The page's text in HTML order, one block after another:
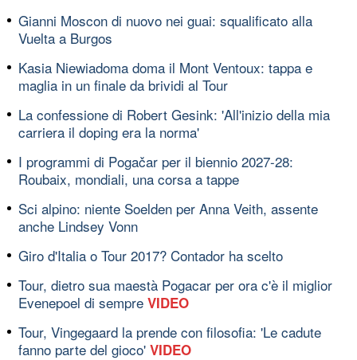
Gianni Moscon di nuovo nei guai: squalificato alla
Vuelta a Burgos
Kasia Niewiadoma doma il Mont Ventoux: tappa e
maglia in un finale da brividi al Tour
La confessione di Robert Gesink: 'All'inizio della mia
carriera il doping era la norma'
I programmi di Pogačar per il biennio 2027-28:
Roubaix, mondiali, una corsa a tappe
Sci alpino: niente Soelden per Anna Veith, assente
anche Lindsey Vonn
Giro d'Italia o Tour 2017? Contador ha scelto
Tour, dietro sua maestà Pogacar per ora c'è il miglior
Evenepoel di sempre VIDEO
Tour, Vingegaard la prende con filosofia: 'Le cadute
fanno parte del gioco' VIDEO